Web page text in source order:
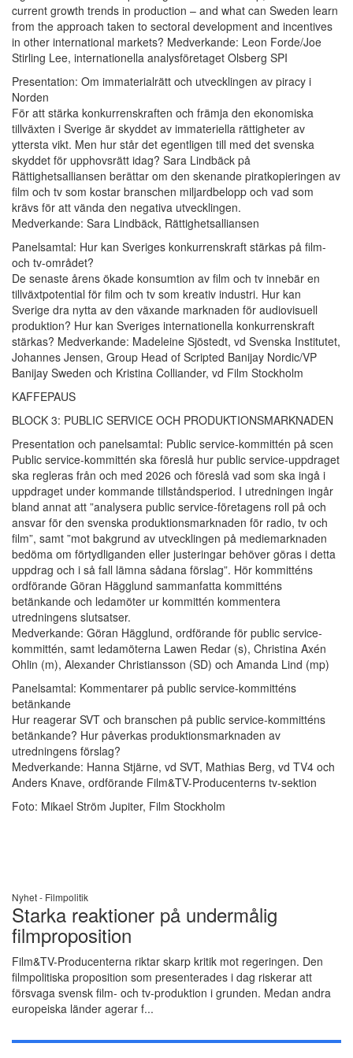
current growth trends in production – and what can Sweden learn
from the approach taken to sectoral development and incentives
in other international markets? Medverkande: Leon Forde/Joe
Stirling Lee, internationella analysföretaget Olsberg SPI
Presentation: Om immaterialrätt och utvecklingen av piracy i
Norden
För att stärka konkurrenskraften och främja den ekonomiska
tillväxten i Sverige är skyddet av immateriella rättigheter av
yttersta vikt. Men hur står det egentligen till med det svenska
skyddet för upphovsrätt idag? Sara Lindbäck på
Rättighetsalliansen berättar om den skenande piratkopieringen av
film och tv som kostar branschen miljardbelopp och vad som
krävs för att vända den negativa utvecklingen.
Medverkande: Sara Lindbäck, Rättighetsalliansen
Panelsamtal: Hur kan Sveriges konkurrenskraft stärkas på film-
och tv-området?
De senaste årens ökade konsumtion av film och tv innebär en
tillväxtpotential för film och tv som kreativ industri. Hur kan
Sverige dra nytta av den växande marknaden för audiovisuell
produktion? Hur kan Sveriges internationella konkurrenskraft
stärkas? Medverkande: Madeleine Sjöstedt, vd Svenska Institutet,
Johannes Jensen, Group Head of Scripted Banijay Nordic/VP
Banijay Sweden och Kristina Colliander, vd Film Stockholm
KAFFEPAUS
BLOCK 3: PUBLIC SERVICE OCH PRODUKTIONSMARKNADEN
Presentation och panelsamtal: Public service-kommittén på scen
Public service-kommittén ska föreslå hur public service-uppdraget
ska regleras från och med 2026 och föreslå vad som ska ingå i
uppdraget under kommande tillståndsperiod. I utredningen ingår
bland annat att ”analysera public service-företagens roll på och
ansvar för den svenska produktionsmarknaden för radio, tv och
film”, samt ”mot bakgrund av utvecklingen på mediemarknaden
bedöma om förtydliganden eller justeringar behöver göras i detta
uppdrag och i så fall lämna sådana förslag”. Hör kommitténs
ordförande Göran Hägglund sammanfatta kommitténs
betänkande och ledamöter ur kommittén kommentera
utredningens slutsatser.
Medverkande: Göran Hägglund, ordförande för public service-
kommittén, samt ledamöterna Lawen Redar (s), Christina Axén
Ohlin (m), Alexander Christiansson (SD) och Amanda Lind (mp)
Panelsamtal: Kommentarer på public service-kommitténs
betänkande
Hur reagerar SVT och branschen på public service-kommitténs
betänkande? Hur påverkas produktionsmarknaden av
utredningens förslag?
Medverkande: Hanna Stjärne, vd SVT, Mathias Berg, vd TV4 och
Anders Knave, ordförande Film&TV-Producenterns tv-sektion
Foto: Mikael Ström Jupiter, Film Stockholm
Nyhet - Filmpolitik
Starka reaktioner på undermålig
filmproposition
Film&TV-Producenterna riktar skarp kritik mot regeringen. Den
filmpolitiska proposition som presenterades i dag riskerar att
försvaga svensk film- och tv-produktion i grunden. Medan andra
europeiska länder agerar f...